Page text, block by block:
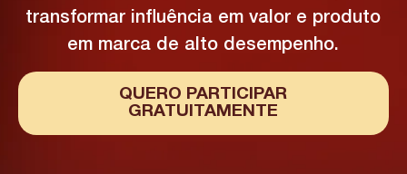
transformar influência em valor e produto
em marca de alto desempenho.
QUERO PARTICIPAR
GRATUITAMENTE